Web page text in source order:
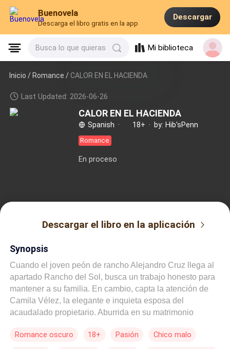
Buenovela
Descarga el libro gratis en la app
Descargar
Busca lo que quieras Mi biblioteca
Inicio /Romance / CALOR EN EL HACIENDA
Last Updated: 2026-06-26
CALOR EN EL HACIENDA
Spanish · 18+ · by: Hib'sPenn
Romance
En proceso
Descargar el libro en la aplicación
Synopsis
Cuando el joven peón de rancho Alejandro Cruz llega al
apartado Rancho del Sol, busca un trabajo honesto para
mantener a su familia. En cambio, capta la atención de
Camila Vélez, la elegante e inquieta esposa del
acaudalado propietario. Aburrida en su matrimonio
al fuerte y callado exatleta. Lo que empieza como
Romance oscuro 18+ Pasión Chico malo